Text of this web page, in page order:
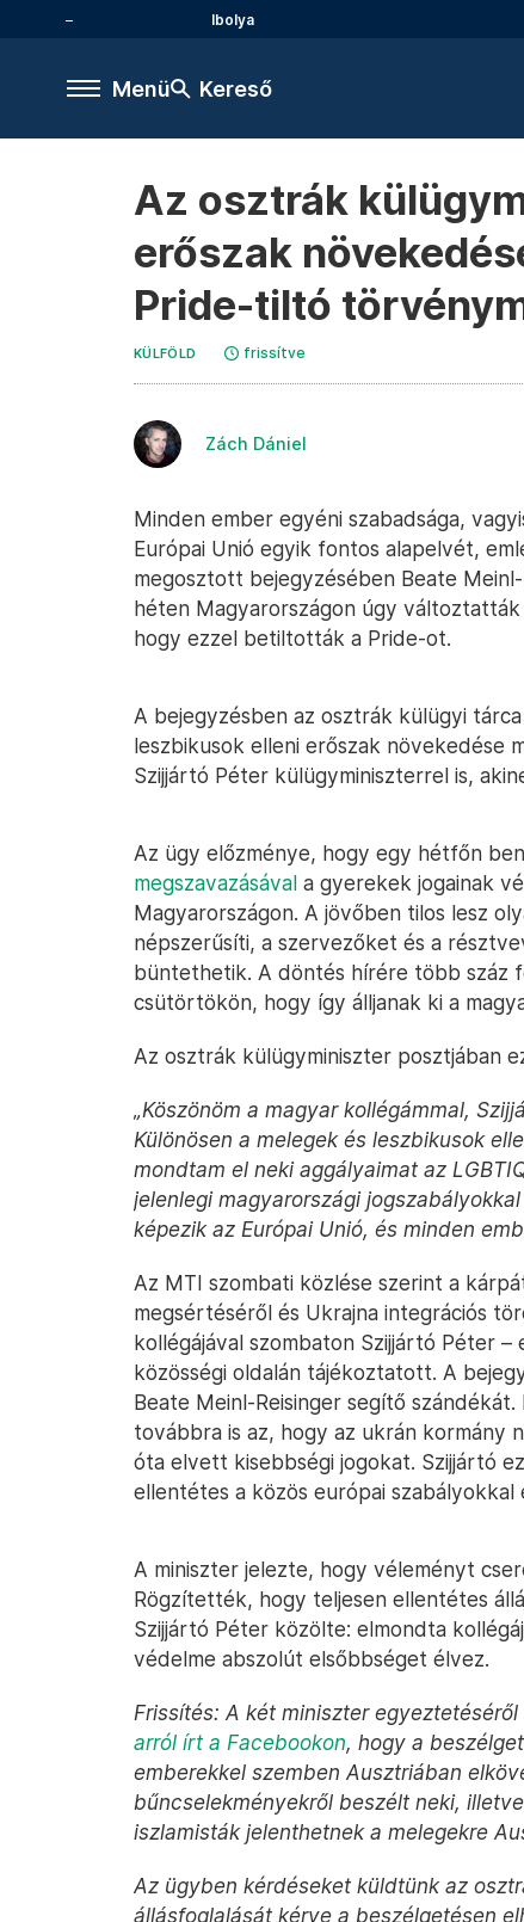
Ibolya
Menü Kereső
Az osztrák
erőszak
Pride-tiltó
KÜLFÖLD frissítve
Zách Dániel
Minden ember egyéni szabadsága,
Európai Unió egyik fontos alapelvét,
megosztott bejegyzésében Beate
héten Magyarországon úgy
hogy ezzel betiltották a Pride-ot.
A bejegyzésben az osztrák külügyi
leszbikusok elleni erőszak
Szijjártó Péter külügyminiszterrel is,
Az ügy előzménye, hogy egy hétfőn
megszavazásával a gyerekek jogainak
Magyarországon. A jövőben tilos lesz
népszerűsíti, a szervezőket és a
büntethetik. A döntés hírére több száz
csütörtökön, hogy így álljanak ki a
Az osztrák külügyminiszter posztjában
„Köszönöm a magyar kollégámmal,
Különösen a melegek és leszbikusok
mondtam el neki aggályaimat az
jelenlegi magyarországi
képezik az Európai Unió, és minden
Az MTI szombati közlése szerint a
megsértéséről és Ukrajna integrációs
kollégájával szombaton Szijjártó Péter
közösségi oldalán tájékoztatott. A
Beate Meinl-Reisinger segítő
továbbra is az, hogy az ukrán kormány
óta elvett kisebbségi jogokat. Szijjártó
ellentétes a közös európai
A miniszter jelezte, hogy véleményt
Rögzítették, hogy teljesen ellentétes
Szijjártó Péter közölte: elmondta
védelme abszolút elsőbbséget élvez.
Frissítés: A két miniszter
arról írt a Facebookon, hogy a
emberekkel szemben Ausztriában
bűncselekményekről beszélt neki,
iszlamisták jelenthetnek a melegekre
Az ügyben kérdéseket küldtünk az
állásfoglalását kérve a beszélgetésen